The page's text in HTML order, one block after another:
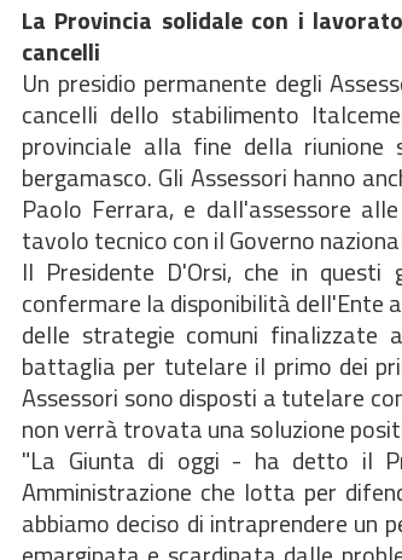
La Provincia solidale con i
cancelli
Un presidio permanente degli
cancelli dello stabilimento
provinciale alla fine della riunione
bergamasco. Gli Assessori hanno
Paolo Ferrara, e dall'assessore
tavolo tecnico con il Governo
Il Presidente D'Orsi, che in
confermare la disponibilità dell'Ente
delle strategie comuni finalizzate
battaglia per tutelare il primo dei
Assessori sono disposti a tutelare
non verrà trovata una soluzione
"La Giunta di oggi - ha detto il
Amministrazione che lotta per
abbiamo deciso di intraprendere un